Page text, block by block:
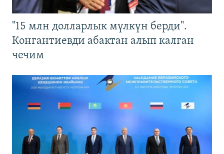
"15 млн долларлык мүлкүн берди".
Конгантиевди абактан алып калган
чечим